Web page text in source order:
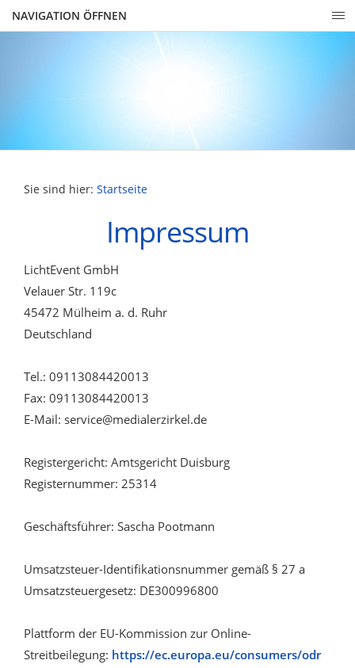
NAVIGATION ÖFFNEN
Sie sind hier: Startseite
Impressum
LichtEvent GmbH
Velauer Str. 119c
45472 Mülheim a. d. Ruhr
Deutschland
Tel.: 09113084420013
Fax: 09113084420013
E-Mail: service@medialerzirkel.de
Registergericht: Amtsgericht Duisburg
Registernummer: 25314
Geschäftsführer: Sascha Pootmann
Umsatzsteuer-Identifikationsnummer gemäß § 27 a
Umsatzsteuergesetz: DE300996800
Plattform der EU-Kommission zur Online-
Streitbeilegung: https://ec.europa.eu/consumers/odr